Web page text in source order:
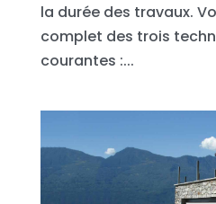
la durée des travaux.
complet des trois
courantes :...